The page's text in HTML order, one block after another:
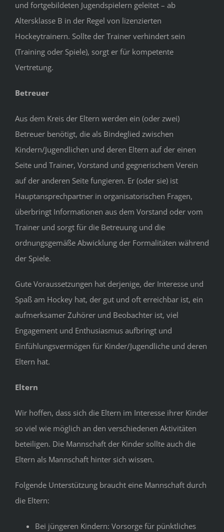
und fortgebildeten Jugendspielern geleitet – ab
Altersklasse B in der Regel von lizenzierten
Hockeytrainern. Sollte der Trainer verhindert sein
(Training oder Spiele), sorgt er für kompetente
Vertretung.
Betreuer
Aus dem Kreis der Eltern werden ein (oder zwei)
Betreuer benötigt, die als Bindeglied zwischen
Kindern/Jugendlichen und deren Eltern auf der einen
Seite und Trainer, Vorstand und gegnerischem Verein
auf der anderen Seite fungieren. Er (oder sie) ist
Hauptansprechpartner in organisatorischen Fragen,
überbringt Informationen aus dem Vorstand oder vom
Trainer und sorgt für die Betreuung und die
ordnungsgemäße Abwicklung der Formalitäten während
der Spiele.
Gute Voraussetzungen hat derjenige, der Interesse und
Spaß am Hockey hat, der gut und oft erreichbar ist, ein
aufmerksamer Zuhörer und Beobachter ist, viel
Engagement und Enthusiasmus aufbringt und
Einfühlungsvermögen für Kinder/Jugendliche und deren
Eltern hat.
Eltern
Wir hoffen, dass sich die Eltern im Interesse ihrer Kinder
so viel wie möglich an den verschiedenen Aktivitäten
beteiligen. Die Mannschaft der Kinder sollte auch die
Eltern als Mannschaft hinter sich wissen.
Folgende Unterstützung braucht eine Mannschaft durch
die Eltern:
Bei jüngeren Kindern: Vorsorge für pünktliches